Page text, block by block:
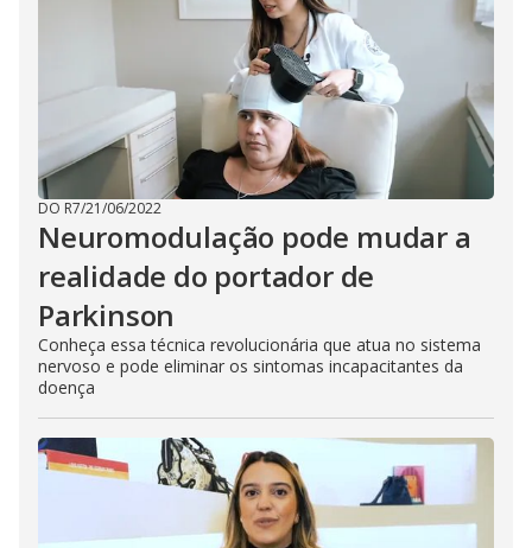
DO R7/21/06/2022
Neuromodulação pode mudar a
realidade do portador de
Parkinson
Conheça essa técnica revolucionária que atua no sistema
nervoso e pode eliminar os sintomas incapacitantes da
doença